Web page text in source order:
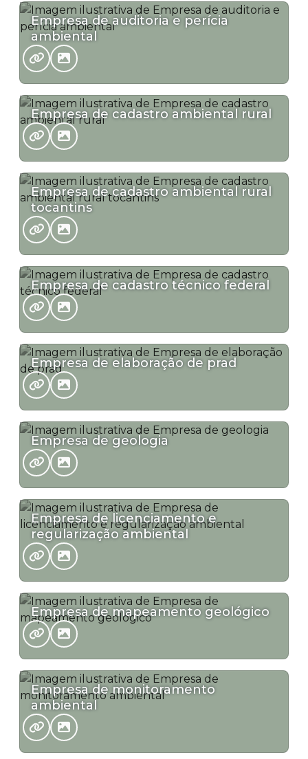
Empresa de auditoria e perícia
ambiental
Empresa de cadastro ambiental rural
Empresa de cadastro ambiental rural
tocantins
Empresa de cadastro técnico federal
Empresa de elaboração de prad
Empresa de geologia
Empresa de licenciamento e
regularização ambiental
Empresa de mapeamento geológico
Empresa de monitoramento
ambiental